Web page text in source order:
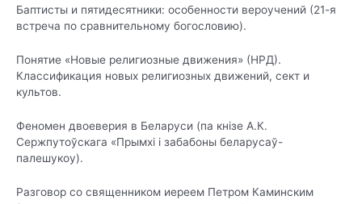
Баптисты и пятидесятники: особенности вероучений (21-я
встреча по сравнительному богословию).
Понятие «Новые религиозные движения» (НРД).
Классификация новых религиозных движений, сект и
культов.
Феномен двоеверия в Беларуси (па кнізе А.К.
Сержпутоўскага «Прымхі і забабоны беларусаў-
палешукоу).
Разговор со священником иереем Петром Каминским